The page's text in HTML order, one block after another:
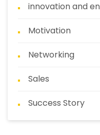
innovation and
Motivation
Networking
Sales
Success Story